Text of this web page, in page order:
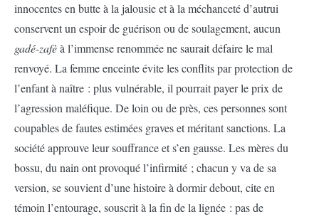
innocentes en butte à la jalousie et à la méchanceté d’autrui
conservent un espoir de guérison ou de soulagement, aucun
gadé-zafèà l’immense renommée ne saurait défaire le mal
renvoyé. La femme enceinte évite les conflits par protection de
l’enfant à naître : plus vulnérable, il pourrait payer le prix de
l’agression maléfique. De loin ou de près, ces personnes sont
coupables de fautes estimées graves et méritant sanctions. La
société approuve leur souffrance et s’en gausse. Les mères du
bossu, du nain ont provoqué l’infirmité ; chacun y va de sa
version, se souvient d’une histoire à dormir debout, cite en
témoin l’entourage, souscrit à la fin de la lignée : pas de